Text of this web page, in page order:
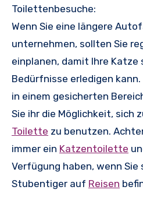
Toilettenbesuche:
Wenn Sie eine längere
unternehmen, sollten Sie
einplanen, damit Ihre Katze
Bedürfnisse erledigen kann.
in einem gesicherten
Sie ihr die Möglichkeit, sich
Toilette zu benutzen.
immer ein Katzentoilette
Verfügung haben, wenn Sie
Stubentiger auf Reisen